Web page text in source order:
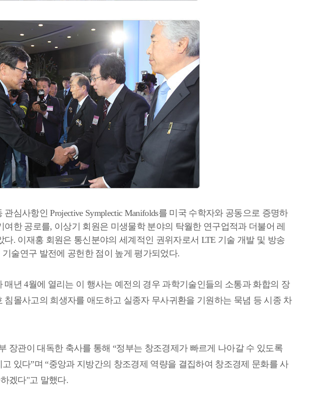
관심사항인Projective Symplectic Manifolds를 미국 수학자와공동으로 증명하
여한 공로를, 이상기 회원은 미생물학 분야의 탁월한 연구업적과 더불어 레
다. 이재홍 회원은 통신분야의 세계적인 권위자로서 LTE 기술 개발 및 방송
기술연구 발전에 공헌한 점이 높게 평가되었다.
매년4월에 열리는 이 행사는 예전의 경우 과학기술인들의 소통과 화합의 장
침몰사고의 희생자를 애도하고 실종자 무사귀환을 기원하는 묵념 등 시종 차
장관이 대독한 축사를 통해 “정부는 창조경제가 빠르게 나아갈 수 있도록
고 있다”며 “중앙과 지방간의 창조경제 역량을 결집하여 창조경제 문화를 사
겠다"고 말했다.